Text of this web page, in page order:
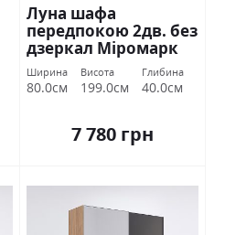
Луна шафа
передпокою 2дв. без
дзеркал Міромарк
Ширина
80.0см
Висота
199.0см
Глибина
40.0см
7 780 грн